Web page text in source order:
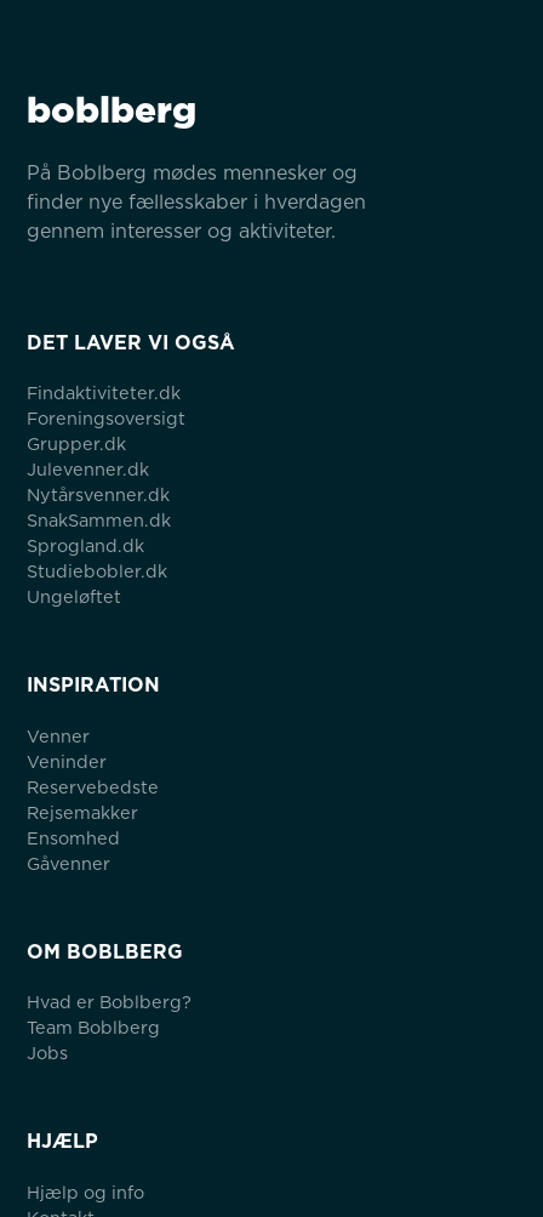
boblberg
På Boblberg mødes mennesker og
finder nye fællesskaber i hverdagen
gennem interesser og aktiviteter.
DET LAVER VI OGSÅ
Findaktiviteter.dk
Foreningsoversigt
Grupper.dk
Julevenner.dk
Nytårsvenner.dk
SnakSammen.dk
Sprogland.dk
Studiebobler.dk
Ungeløftet
INSPIRATION
Venner
Veninder
Reservebedste
Rejsemakker
Ensomhed
Gåvenner
OM BOBLBERG
Hvad er Boblberg?
Team Boblberg
Jobs
HJÆLP
Hjælp og info